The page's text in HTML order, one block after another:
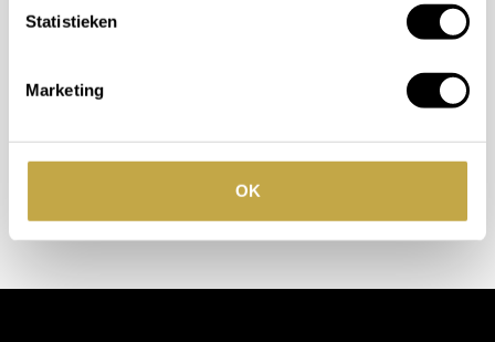
Statistieken
Marketing
OK
Wilt u ook iedere dag genieten van een luxe badkamer?
Neem contact met ons op voor een intake gesprek.
AFSPRAAK MAKEN